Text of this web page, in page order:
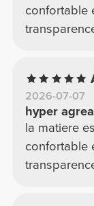
confortable
2026-07-07
hyper
la matiere
confortable